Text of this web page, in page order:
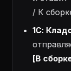
/ К
1С:
[В